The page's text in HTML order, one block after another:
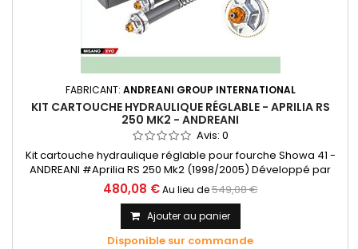
FABRICANT: ANDREANI GROUP INTERNATIONAL
KIT CARTOUCHE HYDRAULIQUE RÉGLABLE - APRILIA RS
250 MK2 - ANDREANI
Avis: 0
Kit cartouche hydraulique réglable pour fourche Showa 41 -
ANDREANI #Aprilia RS 250 Mk2 (1998/2005) Développé par
Andreani Group et équipé d'un système hydraulique
sophistiqué qui garantit des performances exceptionnelles
en virage et au freinage. Kit cartouche pour fourche d'origine
avec réglages hydrauliques
480,08 € Au lieu de549,08 €
Ajouter au panier
Disponible sur commande